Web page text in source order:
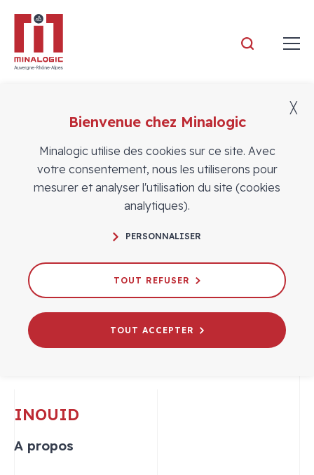
Adhérents
INOUID
A propos
Bienvenue chez Minalogic
Minalogic utilise des cookies sur ce site. Avec
votre consentement, nous les utiliserons pour
mesurer et analyser l'utilisation du site (cookies
analytiques).
PERSONNALISER
TOUT REFUSER
TOUT ACCEPTER
╳